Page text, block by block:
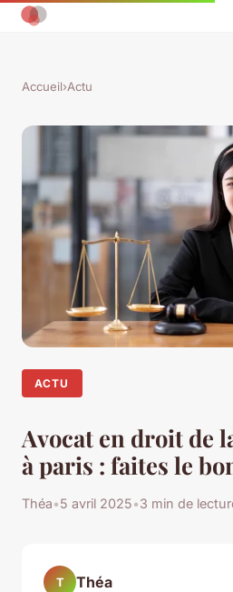
Accueil›Actu
ACTU
Avocat en droit de
à paris : faites le
Théa•5 avril 2025•3 min de
T Théa